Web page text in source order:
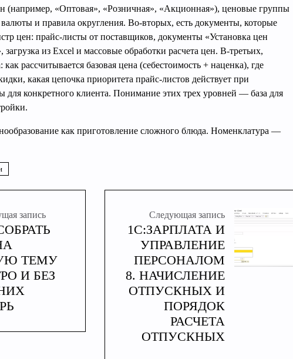
(например, «Оптовая», «Розничная», «Акционная»), ценовые группы
и правила округления. Во‑вторых, есть документы, которые
цен: прайс‑листы от поставщиков, документы «Установка цен
из Excel и массовые обработки расчета цен. В‑третьих,
как рассчитывается базовая цена (себестоимость + наценка), где
какая цепочка приоритета прайс‑листов действует при
для конкретного клиента. Понимание этих трех уровней — база для
как приготовление сложного блюда. Номенклатура —
запись
ТЕМУ
И БЕЗ
Следующая запись
1С:ЗАРПЛАТА И
УПРАВЛЕНИЕ
ПЕРСОНАЛОМ
8. НАЧИСЛЕНИЕ
ОТПУСКНЫХ И
ПОРЯДОК
РАСЧЕТА
ОТПУСКНЫХ